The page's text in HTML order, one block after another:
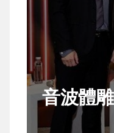
音波體